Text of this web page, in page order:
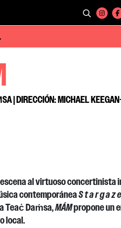
| DIRECCIÓN: MICHAEL
al virtuoso concertinista
contemporáneaS t a r g a z e
TeaċDaṁsa,MÁMpropone un
local.